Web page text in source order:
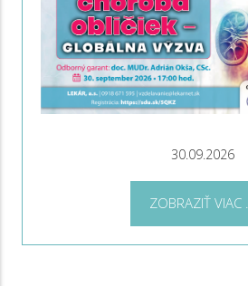
30.09.2026
ZOBRAZIŤ VIAC ...